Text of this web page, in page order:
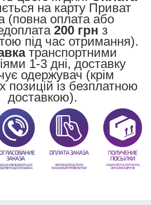
на карту Приват
(повна оплата або
200 грн з
під час отримання).
транспортними
1-3 дні, доставку
одержувач (крім
позицій із безплатною
доставкою).